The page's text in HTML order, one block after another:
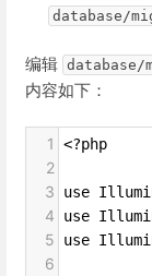
database/
编辑 database/
内容如下：
1 <?php
2
3
use
4 use
5 use
6